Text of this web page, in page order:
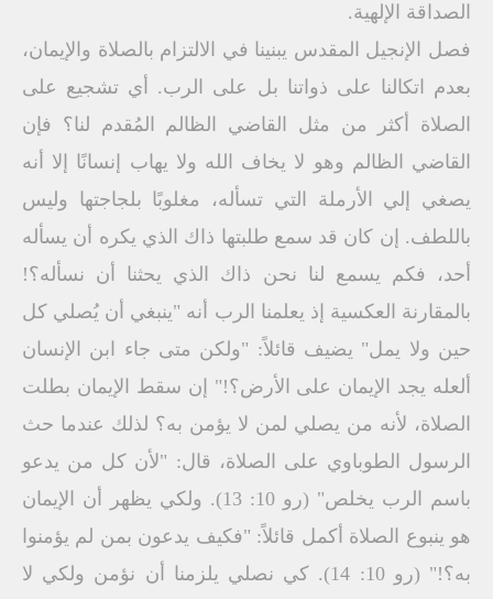
الصداقة الإلهية.
فصل الإنجيل المقدس يبنينا في الالتزام بالصلاة والإيمان،
بعدم اتكالنا على ذواتنا بل على الرب. أي تشجيع على
الصلاة أكثر من مثل القاضي الظالم المُقدم لنا؟ فإن
القاضي الظالم وهو لا يخاف الله ولا يهاب إنسانًا إلا أنه
يصغي إلي الأرملة التي تسأله، مغلوبًا بلجاجتها وليس
باللطف. إن كان قد سمع طلبتها ذاك الذي يكره أن يسأله
أحد، فكم يسمع لنا نحن ذاك الذي يحثنا أن نسأله؟!
بالمقارنة العكسية إذ يعلمنا الرب أنه "ينبغي أن يُصلي كل
حين ولا يمل" يضيف قائلاً: "ولكن متى جاء ابن الإنسان
ألعله يجد الإيمان على الأرض؟!" إن سقط الإيمان بطلت
الصلاة، لأنه من يصلي لمن لا يؤمن به؟ لذلك عندما حث
الرسول الطوباوي على الصلاة، قال: "لأن كل من يدعو
باسم الرب يخلص" (رو 10: 13). ولكي يظهر أن الإيمان
هو ينبوع الصلاة أكمل قائلاً: "فكيف يدعون بمن لم يؤمنوا
به؟!" (رو 10: 14). كي نصلي يلزمنا أن نؤمن ولكي لا